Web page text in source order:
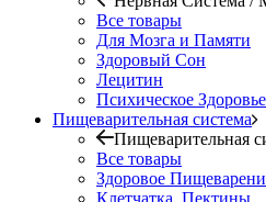
Все товары
Для Мозга и Памяти
Здоровый Сон
Лецитин
Психическое
Пищеварительная система
Пищеварительная
Все товары
Здоровое
Клетчатка, Пектины